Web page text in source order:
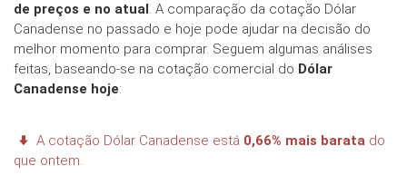
de preços e no atual. A comparação da cotação Dólar
Canadense no passado e hoje pode ajudar na decisão do
melhor momento para comprar. Seguem algumas análises
feitas, baseando-se na cotação comercial do Dólar
Canadense hoje:
A cotação Dólar Canadense está 0,66% mais barata do
que ontem.